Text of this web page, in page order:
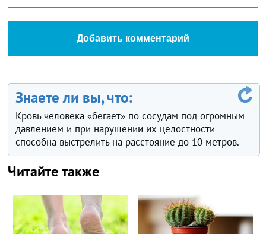
Добавить комментарий
Знаете ли вы, что:
Кровь человека «бегает» по сосудам под огромным
давлением и при нарушении их целостности
способна выстрелить на расстояние до 10 метров.
Читайте также